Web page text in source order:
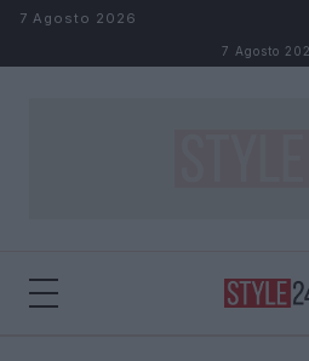
Salta al contenuto
7 Agosto 2026
7 Agosto